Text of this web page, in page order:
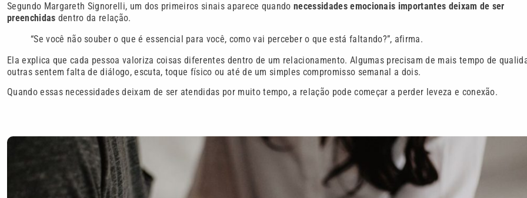
Segundo Margareth Signorelli, um dos primeiros sinais aparece quandonecessidades emocionais importantes deixam de ser
preenchidas dentro da relação.
“Se você não souber o que é essencial para você, como vai perceber o que está faltando?”, afirma.
Ela explica que cada pessoa valoriza coisas diferentes dentro de um relacionamento. Algumas precisam de mais tempo de
outras sentem falta de diálogo, escuta, toque físico ou até de um simples compromisso semanal a dois.
Quando essas necessidades deixam de ser atendidas por muito tempo, a relação pode começar a perder leveza e conexão.